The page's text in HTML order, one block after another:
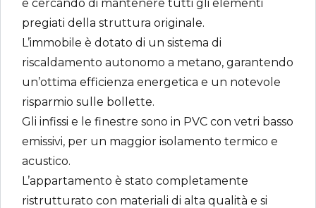
e cercando di mantenere tutti gli elementi
pregiati della struttura originale.
L’immobile è dotato di un sistema di
riscaldamento autonomo a metano, garantendo
un’ottima efficienza energetica e un notevole
risparmio sulle bollette.
Gli infissi e le finestre sono in PVC con vetri basso
emissivi, per un maggior isolamento termico e
acustico.
L’appartamento è stato completamente
ristrutturato con materiali di alta qualità e si